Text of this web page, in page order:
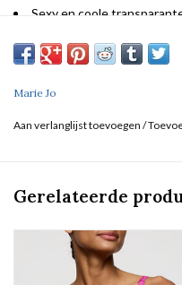
Sexy en coole
Marie Jo
Aan verlanglijst toevoegen /
Gerelateerde